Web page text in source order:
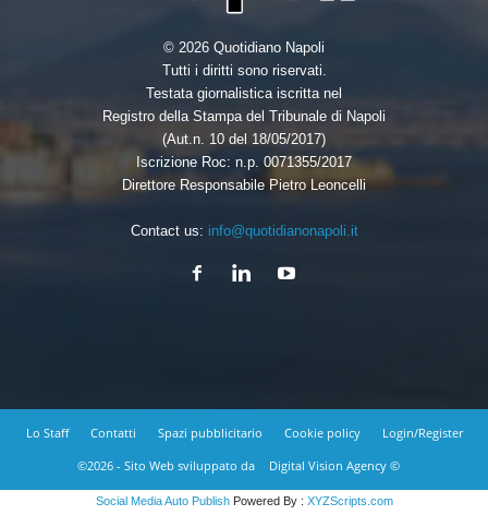
© 2026 Quotidiano Napoli
Tutti i diritti sono riservati.
Testata giornalistica iscritta nel
Registro della Stampa del Tribunale di Napoli
(Aut.n. 10 del 18/05/2017)
Iscrizione Roc: n.p. 0071355/2017
Direttore Responsabile Pietro Leoncelli
Contact us: info@quotidianonapoli.it
Lo Staff Contatti Spazi pubblicitario Cookie policy
Login/Register
©2026 - Sito Web sviluppato da
Digital Vision Agency ©
Social Media Auto PublishPowered By : XYZScripts.com